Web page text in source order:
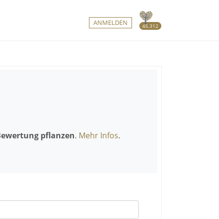
45.312
ANMELDEN
pflanzen. Mehr Infos.